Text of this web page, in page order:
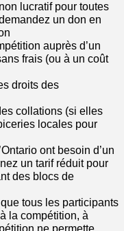
lucratif pour toutes
un don en
auprès d’un
frais (ou à un coût
droits des
collations (si elles
locales pour
ont besoin d’un
un tarif réduit pour
des blocs de
tous les participants
la compétition, à